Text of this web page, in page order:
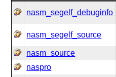
nasm_segelf_debuginfo
nasm_segelf_source
nasm_source
naspro